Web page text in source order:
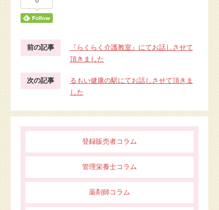
前の記事
『らくらく介護教室』にてお話しさせて
頂きました
次の記事
るもい健康の駅にてお話しさせて頂きま
した
登録販売者コラム
管理栄養士コラム
薬剤師コラム